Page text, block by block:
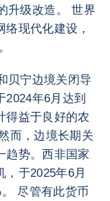
升级改造。 世界
现代化建设，
贝宁边境关闭导
年6月达到
得益于良好的农
而，边境长期关
趋势。西非国家
于2025年6月
尽管有此货币